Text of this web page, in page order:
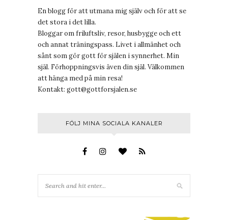
En blogg för att utmana mig själv och för att se
det stora i det lilla.
Bloggar om friluftsliv, resor, husbygge och ett
och annat träningspass. Livet i allmänhet och
sånt som gör gott för själen i synnerhet. Min
själ. Förhoppningsvis även din själ. Välkommen
att hänga med på min resa!
Kontakt: gott@gottforsjalen.se
FÖLJ MINA SOCIALA KANALER